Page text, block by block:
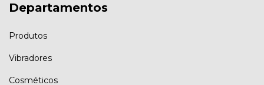
Departamentos
Produtos
Vibradores
Cosméticos